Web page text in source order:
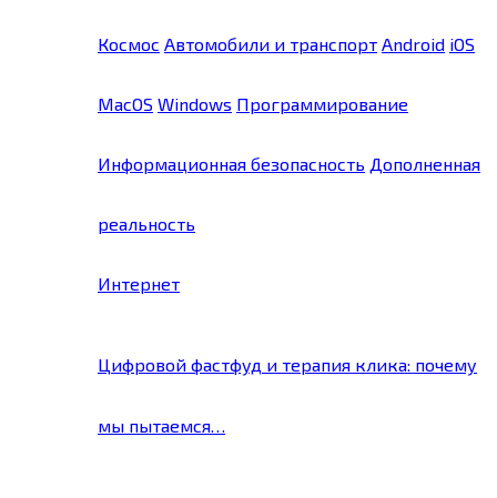
Космос Автомобили и транспорт Android iOS
MacOS Windows Программирование
Информационная безопасность Дополненная
реальность
Интернет
Цифровой фастфуд и терапия клика: почему
мы пытаемся…